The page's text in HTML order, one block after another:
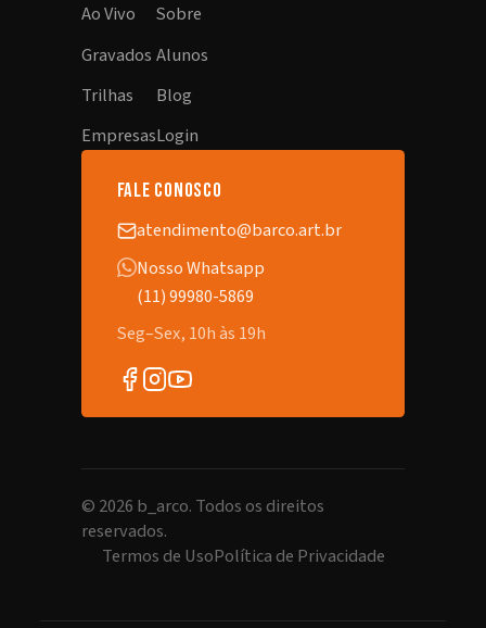
Ao Vivo
Gravados
Trilhas
Empresas
Sobre
Alunos
Blog
Login
fale conosco
atendimento@barco.art.br
Nosso Whatsapp
(11) 99980-5869
Seg–Sex, 10h às 19h
© 2026 b_arco. Todos os direitos
reservados.
Termos de UsoPolítica de Privacidade